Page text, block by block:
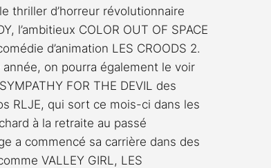
thriller d’horreur révolutionnaire
l’ambitieux COLOR OUT OF SPACE
d’animation LES CROODS 2.
année, on pourra également le voir
FOR THE DEVIL des
RLJE, qui sort ce mois-ci dans les
à la retraite au passé
a commencé sa carrière dans des
VALLEY GIRL, LES